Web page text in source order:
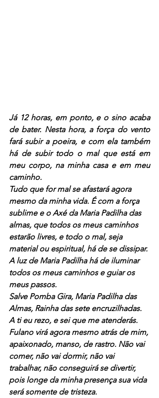
Já 12 horas, em ponto, e o sino acaba
de bater. Nesta hora, a força do vento
fará subir a poeira, e com ela também
há de subir todo o mal que está em
meu corpo, na minha casa e em meu
caminho.
Tudo que for mal se afastará agora
mesmo da minha vida. É com a força
sublime e o Axé da Maria Padilha das
almas, que todos os meus caminhos
estarão livres, e todo o mal, seja
material ou espiritual, há de se dissipar.
A luz de Maria Padilha há de iluminar
todos os meus caminhos e guiar os
meus passos.
Salve Pomba Gira, Maria Padilha das
Almas, Rainha das sete encruzilhadas.
A ti eu rezo, e sei que me atenderás.
Fulano virá agora mesmo atrás de mim,
apaixonado, manso, de rastro. Não vai
comer, não vai dormir, não vai
trabalhar, não conseguirá se divertir,
pois longe da minha presença sua vida
será somente de tristeza.